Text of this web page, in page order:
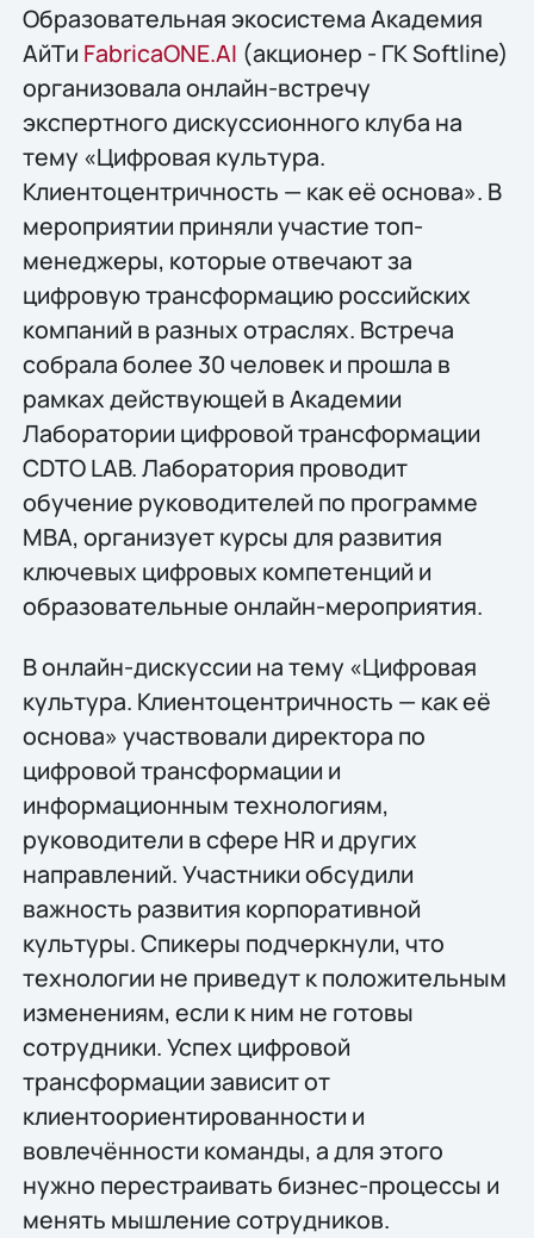
Образовательная экосистема Академия
АйТи FabricaONE.AI (акционер - ГК Softline)
организовала онлайн-встречу
экспертного дискуссионного клуба на
тему «Цифровая культура.
Клиентоцентричность — как её основа». В
мероприятии приняли участие топ-
менеджеры, которые отвечают за
цифровую трансформацию российских
компаний в разных отраслях. Встреча
собрала более 30 человек и прошла в
рамках действующей в Академии
Лаборатории цифровой трансформации
CDTO LAB. Лаборатория проводит
обучение руководителей по программе
МВА, организует курсы для развития
ключевых цифровых компетенций и
образовательные онлайн-мероприятия.
В онлайн-дискуссии на тему «Цифровая
культура. Клиентоцентричность — как её
основа» участвовали директора по
цифровой трансформации и
информационным технологиям,
руководители в сфере HR и других
направлений. Участники обсудили
важность развития корпоративной
культуры. Спикеры подчеркнули, что
технологии не приведут к положительным
изменениям, если к ним не готовы
сотрудники. Успех цифровой
трансформации зависит от
клиентоориентированности и
вовлечённости команды, а для этого
нужно перестраивать бизнес-процессы и
менять мышление сотрудников.